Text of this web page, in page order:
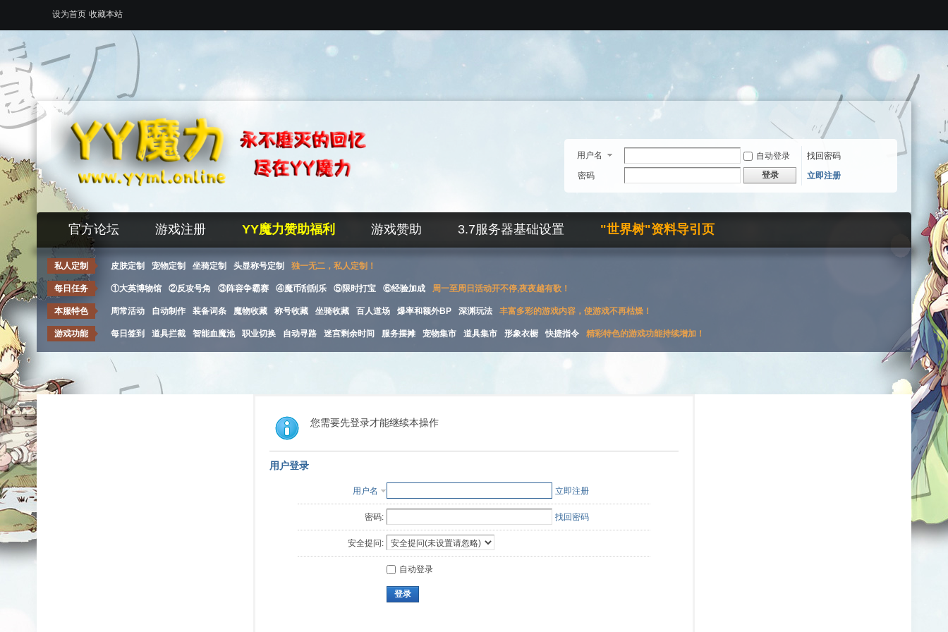
设为首页 收藏本站
用户名 自动登录
找回密码
密码
登录 立即注册
官方论坛 游戏注册 YY魔力赞助福利 游戏赞助 3.7服务器基础设置 "世界树"资料导引页
私人定制 皮肤定制 宠物定制 坐骑定制 头显称号定制 独一无二，私人定制！
每日任务 ①大英博物馆 ②反攻号角 ③阵容争霸赛 ④魔币刮刮乐 ⑤限时打宝 ⑥经验加成 周一至周日活动开不停,夜夜越有歌！
本服特色 周常活动 自动制作 装备词条 魔物收藏 称号收藏 坐骑收藏 百人道场 爆率和额外BP 深渊玩法 丰富多彩的游戏内容，使游戏不再枯燥！
游戏功能 每日签到 道具拦截 智能血魔池 职业切换 自动寻路 迷宫剩余时间 服务摆摊 宠物集市 道具集市 形象衣橱 快捷指令 精彩特色的游戏功能持续增加！
您需要先登录才能继续本操作
用户登录
用户名 立即注册
密码: 找回密码
安全提问:
自动登录
登录